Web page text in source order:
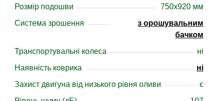
Розмір подошви
750х920 мм
Система зрошення
з орошувальним
бачком
Транспортувальні колеса
ні
Наявність коврика
ні
Захист двигуна від низького рівня оливи
є